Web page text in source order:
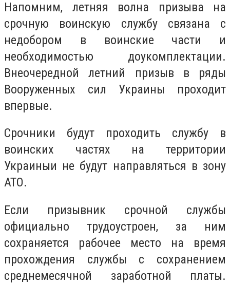
Напомним, летняя волна призыва на
срочную воинскую службу связана с
недобором в воинские части и
необходимостью доукомплектации.
Внеочередной летний призыв в ряды
Вооруженных сил Украины проходит
впервые.
Срочники будут проходить службу в
воинских частях на территории
Украиныи не будут направляться в зону
АТО.
Если призывник срочной службы
официально трудоустроен, за ним
сохраняется рабочее место на время
прохождения службы с сохранением
среднемесячной заработной платы.